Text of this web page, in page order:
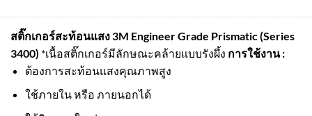
สติ๊กเกอร์สะท้อนแสง 3M Engineer Grade Prismatic (Series
3400) *เนื้อสติ๊กเกอร์มีลักษณะคล้ายแบบรังผึ้ง การใช้งาน :
ต้องการสะท้อนแสงคุณภาพสูง
ใช้ภายใน หรือ ภายนอกได้